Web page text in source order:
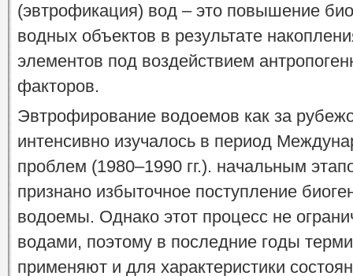
(эвтрофикация) вод – это повышение
водных объектов в результате
элементов под воздействием
факторов.
Эвтрофирование водоемов как за
интенсивно изучалось в период
проблем (1980–1990 гг.). начальным
признано избыточное поступление
водоемы. Однако этот процесс не
водами, поэтому в последние годы
применяют и для характеристики